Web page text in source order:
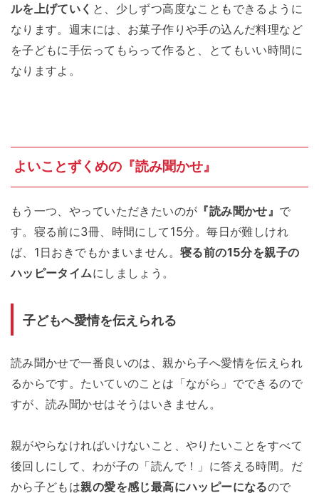
ルを上げていく と、少しずつ高度なこともできるように
なります。週末には、お菓子作りや手の込んだ料理など
を子どもに手伝ってもらって作ると、とてもいい時間に
なりますよ。
よいことずくめの『読み聞かせ』
もう一つ、やっていただきたいのが 『読み聞かせ』 で
す。寝る前に3冊、時間にして15分。毎日が難しけれ
ば、1日おきでもかまいません。寝る前の15分を親子の
ハッピータイムにしましょう。
子どもへ愛情を伝えられる
読み聞かせで一番良いのは、親から子へ愛情を伝えられ
るからです。たいていのことは「ながら」でできるので
すが、読み聞かせはそうはいきません。
親がやらなければいけないこと、やりたいことをすべて
後回しにして、わが子の「読んで！」に答える時間。だ
から子どもは親の愛を感じ最高にハッピーになるので